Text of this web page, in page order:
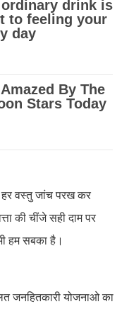
हर वस्तु जांच परख कर
की चींजे सही दाम पर
हम सबका है।
जनहितकारी योजनाओ का